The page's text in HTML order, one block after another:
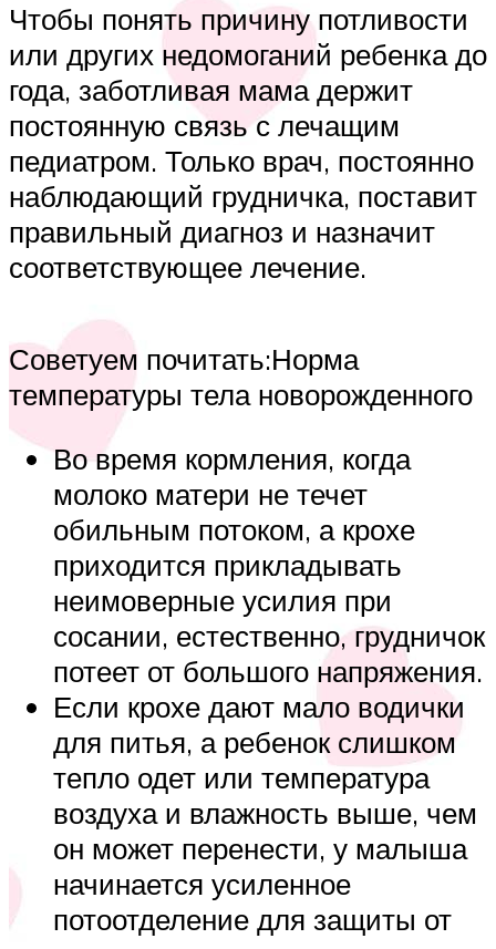
Чтобы понять причину потливости
или других недомоганий ребенка до
года, заботливая мама держит
постоянную связь с лечащим
педиатром. Только врач, постоянно
наблюдающий грудничка, поставит
правильный диагноз и назначит
соответствующее лечение.
Советуем почитать:Норма
температуры тела новорожденного
Во время кормления, когда
молоко матери не течет
обильным потоком, а крохе
приходится прикладывать
неимоверные усилия при
сосании, естественно, грудничок
потеет от большого напряжения.
Если крохе дают мало водички
для питья, а ребенок слишком
тепло одет или температура
воздуха и влажность выше, чем
он может перенести, у малыша
начинается усиленное
потоотделение для защиты от